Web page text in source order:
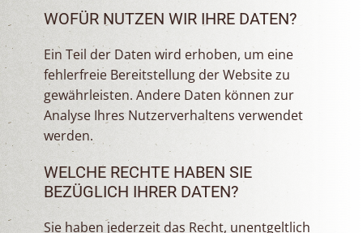
WOFÜR NUTZEN WIR IHRE DATEN?
Ein Teil der Daten wird erhoben, um eine
fehlerfreie Bereitstellung der Website zu
gewährleisten. Andere Daten können zur
Analyse Ihres Nutzerverhaltens verwendet
werden.
WELCHE RECHTE HABEN SIE
BEZÜGLICH IHRER DATEN?
Sie haben jederzeit das Recht, unentgeltlich